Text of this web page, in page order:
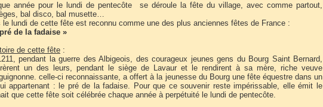
année pour le lundi de pentecôte se déroule la fête du village, avec comme partout,
bal disco, bal musette…
le lundi de cette fête est reconnu comme une des plus anciennes fêtes de France :
de la fadaise »
de cette fête :
pendant la guerre des Albigeois, des courageux jeunes gens du Bourg Saint Bernard,
un des leurs, pendant le siège de Lavaur et le rendirent à sa mère, riche veuve
celle-ci reconnaissante, a offert à la jeunesse du Bourg une fête équestre dans un
appartenant : le pré de la fadaise. Pour que ce souvenir reste impérissable, elle émit le
que cette fête soit célébrée chaque année à perpétuité le lundi de pentecôte.